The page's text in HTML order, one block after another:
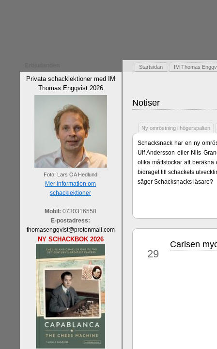
Privata schacklektioner med IM
Thomas Engqvist 2026
Foto: Lars OA Hedlund
Mer information om
schacklektioner
Mobil: 0730316558
E-postadress:
thomasengqvist@protonmail.com
NY SCHACKBOK 2026
Startsidan IM Thomas
Notiser
Ny omröstning i högerspalten
Schacksnack har en ny
Ulf Andersson eller Nils
olika måttstockar att
bidraget till schackets
säger Schacksnacks läsare?
Sverigemästarklassen och
Sverigemästartiteln och
Martin Lokander, GM Tiger
SM-gruppen är i år stark och
Hector avgår med segern. I
Elit: IM Michael
29
Carlsen